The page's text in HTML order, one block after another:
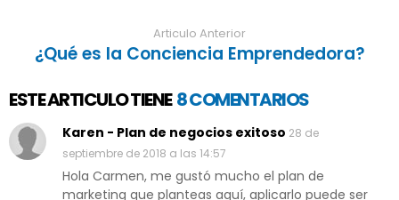
Articulo Anterior
¿Qué es la Conciencia Emprendedora?
ESTE ARTICULO TIENE 8 COMENTARIOS
Karen - Plan de negocios exitoso 28 de
septiembre de 2018 a las 14:57
Hola Carmen, me gustó mucho el plan de
marketing que planteas aquí, aplicarlo puede ser